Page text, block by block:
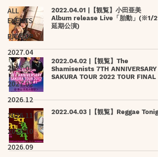
ALL
EVENTS
PICK UP
2027.04
2027.03
2027.02
2026.12
2026.11
2026.10
2026.09
2022.04.01 |【観覧】小田亜美
Album release Live「胎動」(※1/29
延期公演)
2022.04.02 |【観覧】The
Shamisenists 7TH ANNIVERSARY
SAKURA TOUR 2022 TOUR FINAL
2022.04.03 |【観覧】Reggae